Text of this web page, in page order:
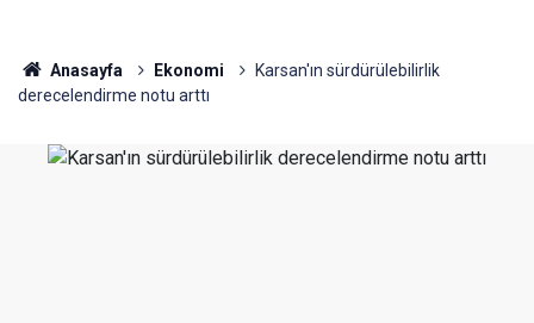
Anasayfa Ekonomi
Karsan'ın sürdürülebilirlik
derecelendirme notu arttı